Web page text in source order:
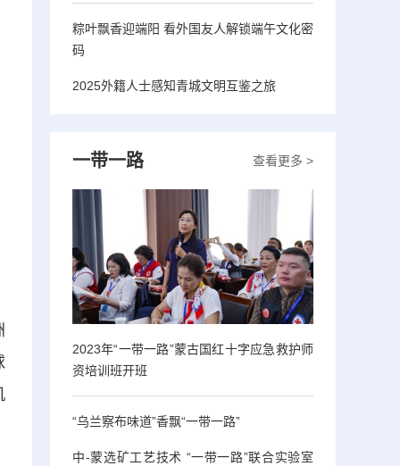
粽叶飘香迎端阳 看外国友人解锁端午文化密
码
2025外籍人士感知青城文明互鉴之旅
查看更多 >
一带一路
2023年“一带一路”蒙古国红十字应急救护师
资培训班开班
“乌兰察布味道”香飘“一带一路”
中-蒙选矿工艺技术 “一带一路”联合实验室